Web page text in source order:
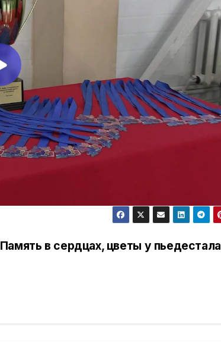
Память в сердцах, цветы у пьедестала